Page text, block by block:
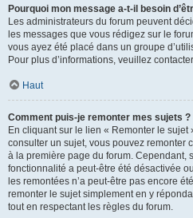
Pourquoi mon message a-t-il besoin
Les administrateurs du forum peuvent
les messages que vous rédigez sur le
vous ayez été placé dans un groupe
Pour plus d’informations, veuillez
Haut
Comment puis-je remonter mes sujets ?
En cliquant sur le lien « Remonter le sujet
consulter un sujet, vous pouvez remonter
à la première page du forum. Cependant,
fonctionnalité a peut-être été désactivée
les remontées n’a peut-être pas encore
remonter le sujet simplement en y
tout en respectant les règles du forum.